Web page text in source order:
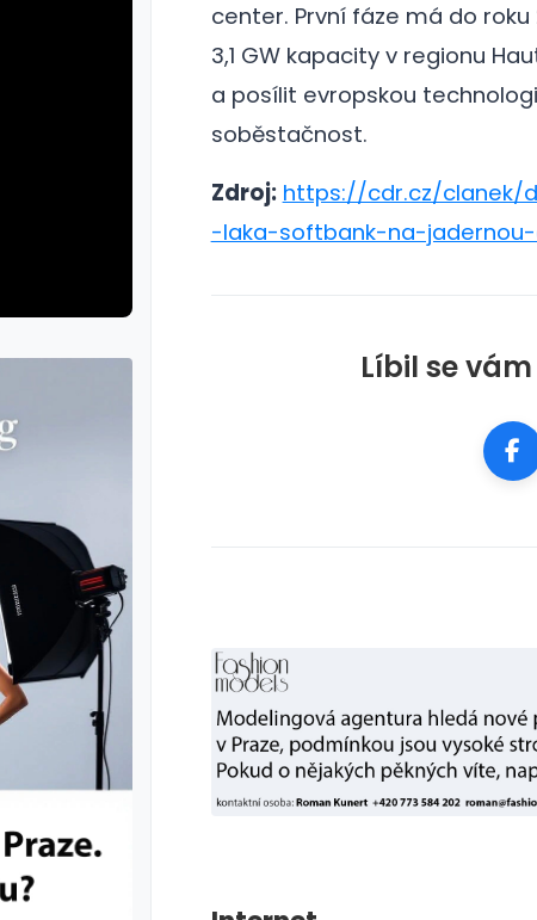
center. První fáze má do roku
3,1 GW kapacity v regionu
a posílit evropskou
soběstačnost.
Zdroj: https://cdr.cz/clanek/
-laka-softbank-na-
Líbil se